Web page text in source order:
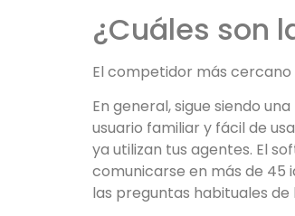
¿Cuáles son
El competidor más cercano
En general, sigue siendo
usuario familiar y fácil de
ya utilizan tus agentes. El
comunicarse en más de 45
las preguntas habituales de